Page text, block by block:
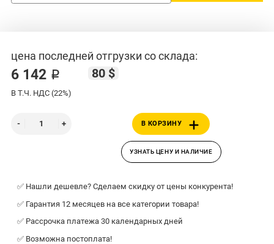
цена последней отгрузки со склада:
6 142 ₽ 80 $
В Т.Ч. НДС (22%)
В КОРЗИНУ
УЗНАТЬ ЦЕНУ И НАЛИЧИЕ
✅ Нашли дешевле? Сделаем скидку от цены конкурента!
✅ Гарантия 12 месяцев на все категории товара!
✅ Рассрочка платежа 30 календарных дней
✅ Возможна постоплата!